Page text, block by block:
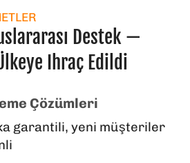
Destek —
Ihraç Edildi
Çözümleri
garantili, yeni müşteriler